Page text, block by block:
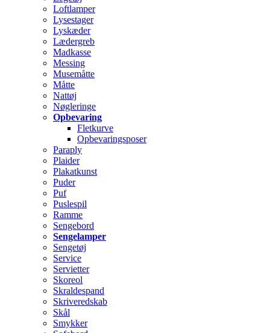
Loftlamper
Lysestager
Lyskæder
Lædergreb
Madkasse
Messing
Musemåtte
Måtte
Nattøj
Nøgleringe
Opbevaring
Fletkurve
Opbevaringsposer
Paraply
Plaider
Plakatkunst
Puder
Puf
Puslespil
Ramme
Sengebord
Sengelamper
Sengetøj
Service
Servietter
Skoreol
Skraldespand
Skriveredskab
Skål
Smykker